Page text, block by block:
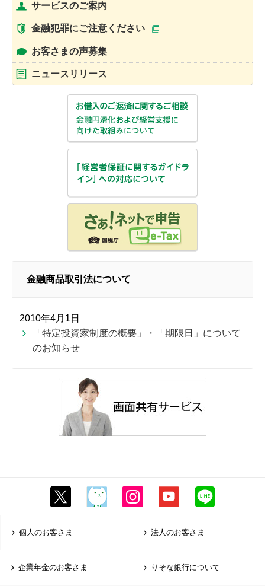
サービスのご案内
金融犯罪にご注意ください
お客さまの声募集
ニュースリリース
金融商品取引法について
2010年4月1日
「特定投資家制度の概要」・「期限日」について
のお知らせ
個人のお客さま 法人のお客さま
企業年金のお客さま りそな銀行について